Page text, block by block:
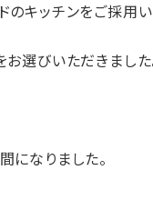
キッチンをご採用い
選びいただきました
になりました。